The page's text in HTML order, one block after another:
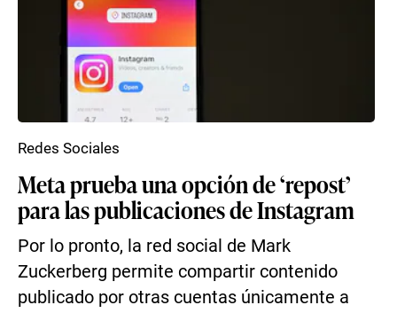
Meta prueba una opción de ‘repost’
para las publicaciones de Instagram
Por lo pronto, la red social de Mark
Zuckerberg permite compartir contenido
publicado por otras cuentas únicamente a
Redes Sociales